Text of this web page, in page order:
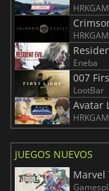
Eneba
007
LootBar
Avatar
JUEGOS NUEVOS
Marvel